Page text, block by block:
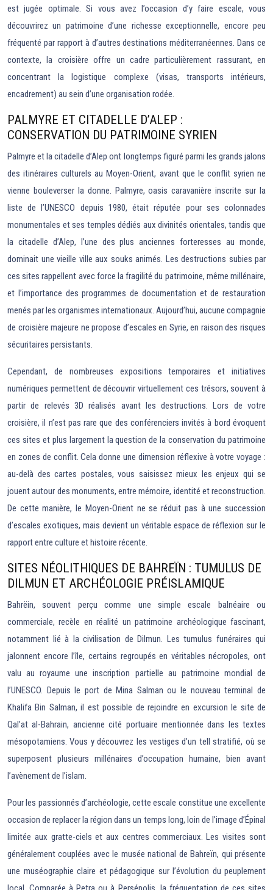
est jugée optimale. Si vous avez l’occasion d’y faire escale, vous
découvrirez un patrimoine d’une richesse exceptionnelle, encore peu
fréquenté par rapport à d’autres destinations méditerranéennes. Dans ce
contexte, la croisière offre un cadre particulièrement rassurant, en
concentrant la logistique complexe (visas, transports intérieurs,
encadrement) au sein d’une organisation rodée.
PALMYRE ET CITADELLE D’ALEP :
CONSERVATION DU PATRIMOINE SYRIEN
Palmyre et la citadelle d’Alep ont longtemps figuré parmi les grands jalons
des itinéraires culturels au Moyen-Orient, avant que le conflit syrien ne
vienne bouleverser la donne. Palmyre, oasis caravanière inscrite sur la
liste de l’UNESCO depuis 1980, était réputée pour ses colonnades
monumentales et ses temples dédiés aux divinités orientales, tandis que
la citadelle d’Alep, l’une des plus anciennes forteresses au monde,
dominait une vieille ville aux souks animés. Les destructions subies par
ces sites rappellent avec force la fragilité du patrimoine, même millénaire,
et l’importance des programmes de documentation et de restauration
menés par les organismes internationaux. Aujourd’hui, aucune compagnie
de croisière majeure ne propose d’escales en Syrie, en raison des risques
sécuritaires persistants.
Cependant, de nombreuses expositions temporaires et initiatives
numériques permettent de découvrir virtuellement ces trésors, souvent à
partir de relevés 3D réalisés avant les destructions. Lors de votre
croisière, il n’est pas rare que des conférenciers invités à bord évoquent
ces sites et plus largement la question de la conservation du patrimoine
en zones de conflit. Cela donne une dimension réflexive à votre voyage :
au-delà des cartes postales, vous saisissez mieux les enjeux qui se
jouent autour des monuments, entre mémoire, identité et reconstruction.
De cette manière, le Moyen-Orient ne se réduit pas à une succession
d’escales exotiques, mais devient un véritable espace de réflexion sur le
rapport entre culture et histoire récente.
SITES NÉOLITHIQUES DE BAHREÏN : TUMULUS DE
DILMUN ET ARCHÉOLOGIE PRÉISLAMIQUE
Bahrëin, souvent perçu comme une simple escale balnéaire ou
commerciale, recèle en réalité un patrimoine archéologique fascinant,
notamment lié à la civilisation de Dilmun. Les tumulus funéraires qui
jalonnent encore l’île, certains regroupés en véritables nécropoles, ont
valu au royaume une inscription partielle au patrimoine mondial de
l’UNESCO. Depuis le port de Mina Salman ou le nouveau terminal de
Khalifa Bin Salman, il est possible de rejoindre en excursion le site de
Qal’at al-Bahrain, ancienne cité portuaire mentionnée dans les textes
mésopotamiens. Vous y découvrez les vestiges d’un tell stratifié, où se
superposent plusieurs millénaires d’occupation humaine, bien avant
l’avènement de l’islam.
Pour les passionnés d’archéologie, cette escale constitue une excellente
occasion de replacer la région dans un temps long, loin de l’image d’Épinal
limitée aux gratte-ciels et aux centres commerciaux. Les visites sont
généralement couplées avec le musée national de Bahreïn, qui présente
une muséographie claire et pédagogique sur l’évolution du peuplement